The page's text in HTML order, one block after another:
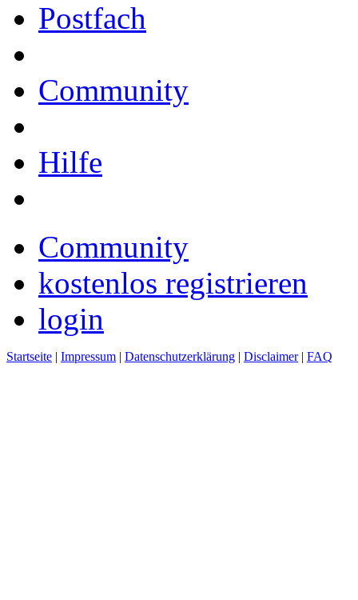
Postfach
Community
Hilfe
Community
kostenlos registrieren
login
Startseite | Impressum | Datenschutzerklärung | Disclaimer| FAQ